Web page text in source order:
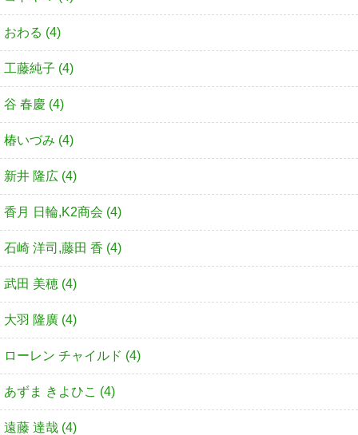
おわる (4)
工藤純子 (4)
谷 春慶 (4)
椿いづみ (4)
新井 隆広 (4)
香月 日輪,K2商会 (4)
石崎 洋司,藤田 香 (4)
武田 美穂 (4)
大羽 隆廣 (4)
ローレン チャイルド (4)
あずま きよひこ (4)
遠藤 達哉 (4)